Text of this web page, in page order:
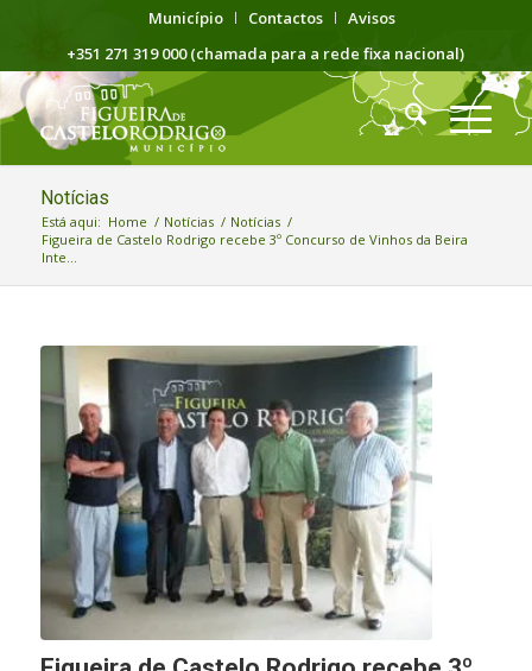
Município Contactos
Avisos
+351 271 319 000 (chamada para a rede fixa nacional)
Notícias
Está aqui: Home / Notícias / Notícias /
Figueira de Castelo Rodrigo recebe 3º Concurso de Vinhos da Beira
Inte...